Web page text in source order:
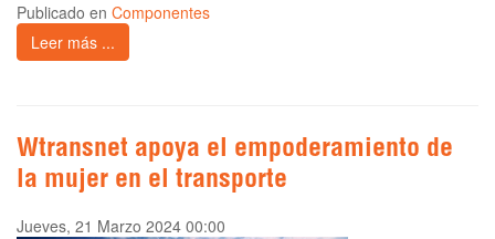
Publicado en Componentes
Leer más ...
Wtransnet apoya el empoderamiento de
la mujer en el transporte
Jueves, 21 Marzo 2024 00:00